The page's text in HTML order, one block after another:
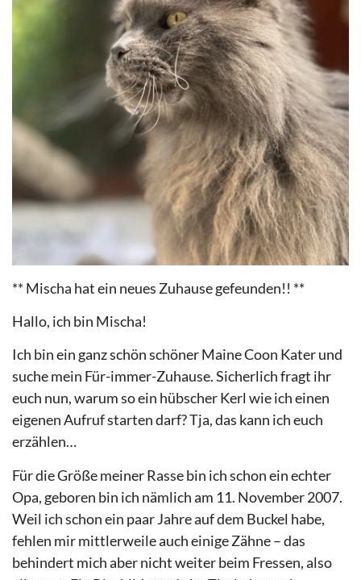
** Mischa hat ein neues Zuhause gefeunden!! **
Hallo, ich bin Mischa!
Ich bin ein ganz schön schöner Maine Coon Kater und
suche mein Für-immer-Zuhause. Sicherlich fragt ihr
euch nun, warum so ein hübscher Kerl wie ich einen
eigenen Aufruf starten darf? Tja, das kann ich euch
erzählen…
Für die Größe meiner Rasse bin ich schon ein echter
Opa, geboren bin ich nämlich am 11. November 2007.
Weil ich schon ein paar Jahre auf dem Buckel habe,
fehlen mir mittlerweile auch einige Zähne – das
behindert mich aber nicht weiter beim Fressen, also